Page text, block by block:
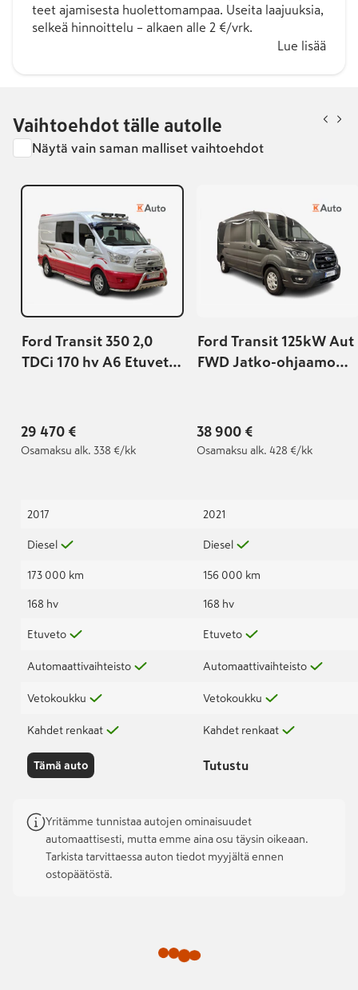
teet ajamisesta huolettomampaa. Useita laajuuksia,
selkeä hinnoittelu – alkaen alle 2 €/vrk.
Lue lisää
Vaihtoehdot tälle autolle
Näytä vain saman malliset vaihtoehdot
Ford Transit 350 2,0
TDCi 170 hv A6 Etuveto
29 470 €
Osamaksu alk. 338 €/kk
2017
Diesel
173 000 km
168 hv
Etuveto
Automaattivaihteisto
Vetokoukku
Kahdet renkaat
Tämä auto
Ford Transit 125kW Aut
FWD Jatko-ohjaamo
| Vetokoukku | Kamera |
38 900 €
Osamaksu alk. 428 €/kk
2021
Diesel
156 000 km
168 hv
Etuveto
Automaattivaihteisto
Vetokoukku
Kahdet renkaat
Tutustu
Yritämme tunnistaa autojen ominaisuudet
automaattisesti, mutta emme aina osu täysin oikeaan.
Tarkista tarvittaessa auton tiedot myyjältä ennen
ostopäätöstä.